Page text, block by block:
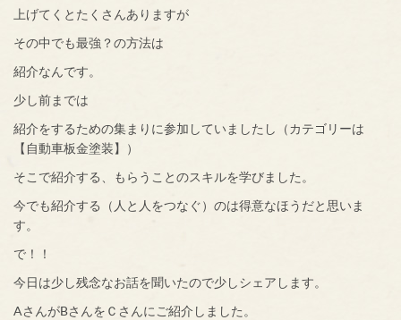
上げてくとたくさんありますが
その中でも最強？の方法は
紹介なんです。
少し前までは
紹介をするための集まりに参加していましたし（カテゴリーは
【自動車板金塗装】）
そこで紹介する、もらうことのスキルを学びました。
今でも紹介する（人と人をつなぐ）のは得意なほうだと思いま
す。
で！！
今日は少し残念なお話を聞いたので少しシェアします。
AさんがBさんをＣさんにご紹介しました。